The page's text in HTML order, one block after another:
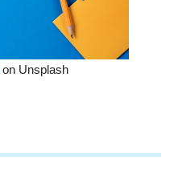
on Unsplash